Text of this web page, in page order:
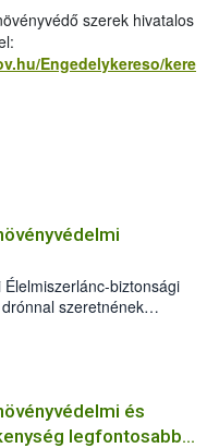
szerek hivatalos
Engedelykereso/kere
biztonsági
szeretnének
tevékenységet
részletesen
és
legfontosabb